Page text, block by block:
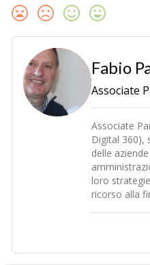
Fabio
Associate
Associate
Digital 360),
delle
loro
ricorso alla